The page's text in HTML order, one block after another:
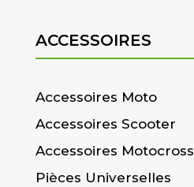
ACCESSOIRES
Accessoires Moto
Accessoires Scooter
Accessoires Motocross
Pièces Universelles